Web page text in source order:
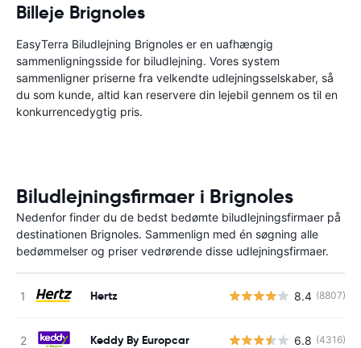
Billeje Brignoles
EasyTerra Biludlejning Brignoles er en uafhængig
sammenligningsside for biludlejning. Vores system
sammenligner priserne fra velkendte udlejningsselskaber, så
du som kunde, altid kan reservere din lejebil gennem os til en
konkurrencedygtig pris.
Biludlejningsfirmaer i Brignoles
Nedenfor finder du de bedst bedømte biludlejningsfirmaer på
destinationen Brignoles. Sammenlign med én søgning alle
bedømmelser og priser vedrørende disse udlejningsfirmaer.
Hertz 8.4 (8807)
Keddy By Europcar 6.8 (4316)